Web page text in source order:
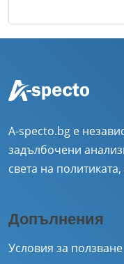
A-specto.bg е
задълбочени
света на
Допълнения
Условия за ползване